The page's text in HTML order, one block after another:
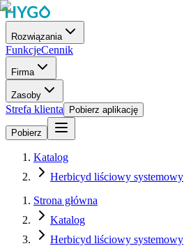
Rozwiązania
FunkcjeCennik
Firma
Zasoby
Strefa klienta Pobierz aplikację
Pobierz
Katalog
Herbicyd liściowy systemowy
Strona główna
Katalog
Herbicyd liściowy systemowy